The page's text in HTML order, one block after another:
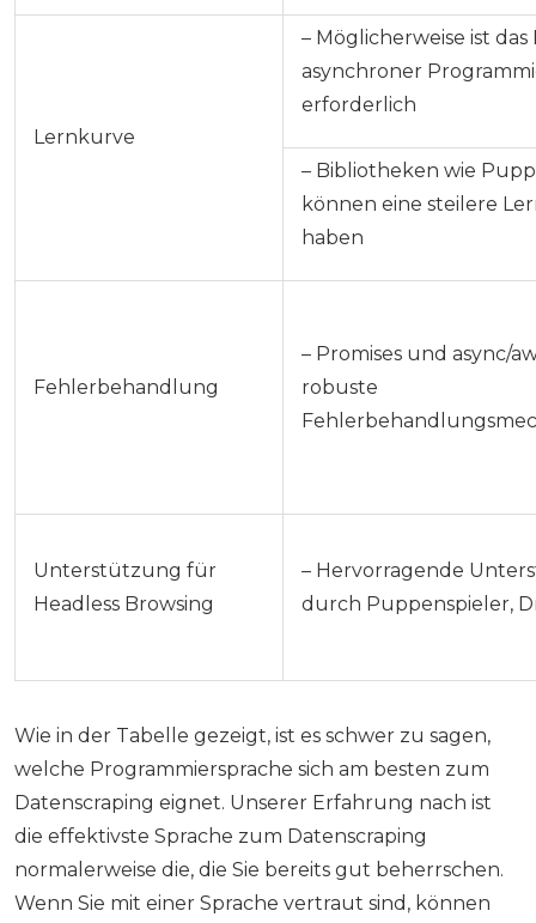
Lernkurve
– Möglicherweise ist
asynchroner
erforderlich
– Bibliotheken wie
können eine steilere
haben
Fehlerbehandlung
– Promises und async/
robuste
Unterstützung für
Headless Browsing
– Hervorragende
durch Puppenspieler,
Wie in der Tabelle gezeigt, ist es schwer zu sagen,
welche Programmiersprache sich am besten zum
Datenscraping eignet. Unserer Erfahrung nach ist
die effektivste Sprache zum Datenscraping
normalerweise die, die Sie bereits gut beherrschen.
Wenn Sie mit einer Sprache vertraut sind, können